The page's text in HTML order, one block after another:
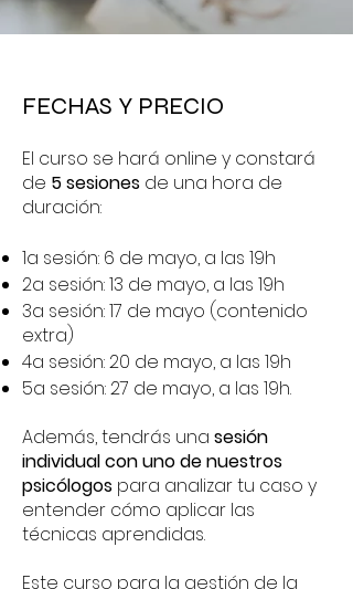
FECHAS Y PRECIO
El curso se hará online y constará
de 5 sesiones de una hora de
duración:
1a sesión: 6 de mayo, a las 19h
2a sesión: 13 de mayo, a las 19h
3a sesión: 17 de mayo (contenido
extra)
4a sesión: 20 de mayo, a las 19h
5a sesión: 27 de mayo, a las 19h.
Además, tendrás una sesión
individual con uno de nuestros
psicólogos para analizar tu caso y
entender cómo aplicar las
técnicas aprendidas.
Este curso para la gestión de la